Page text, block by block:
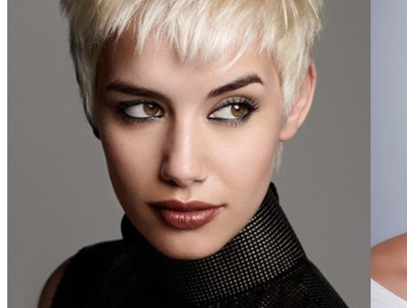
Женская Зимняя Обувь: 5 Стильных
Моделей, За Которыми
Выстраиваются В Очереди
Самая Известная Охота На Ведьм В
Истории: Как Проходил Салемский